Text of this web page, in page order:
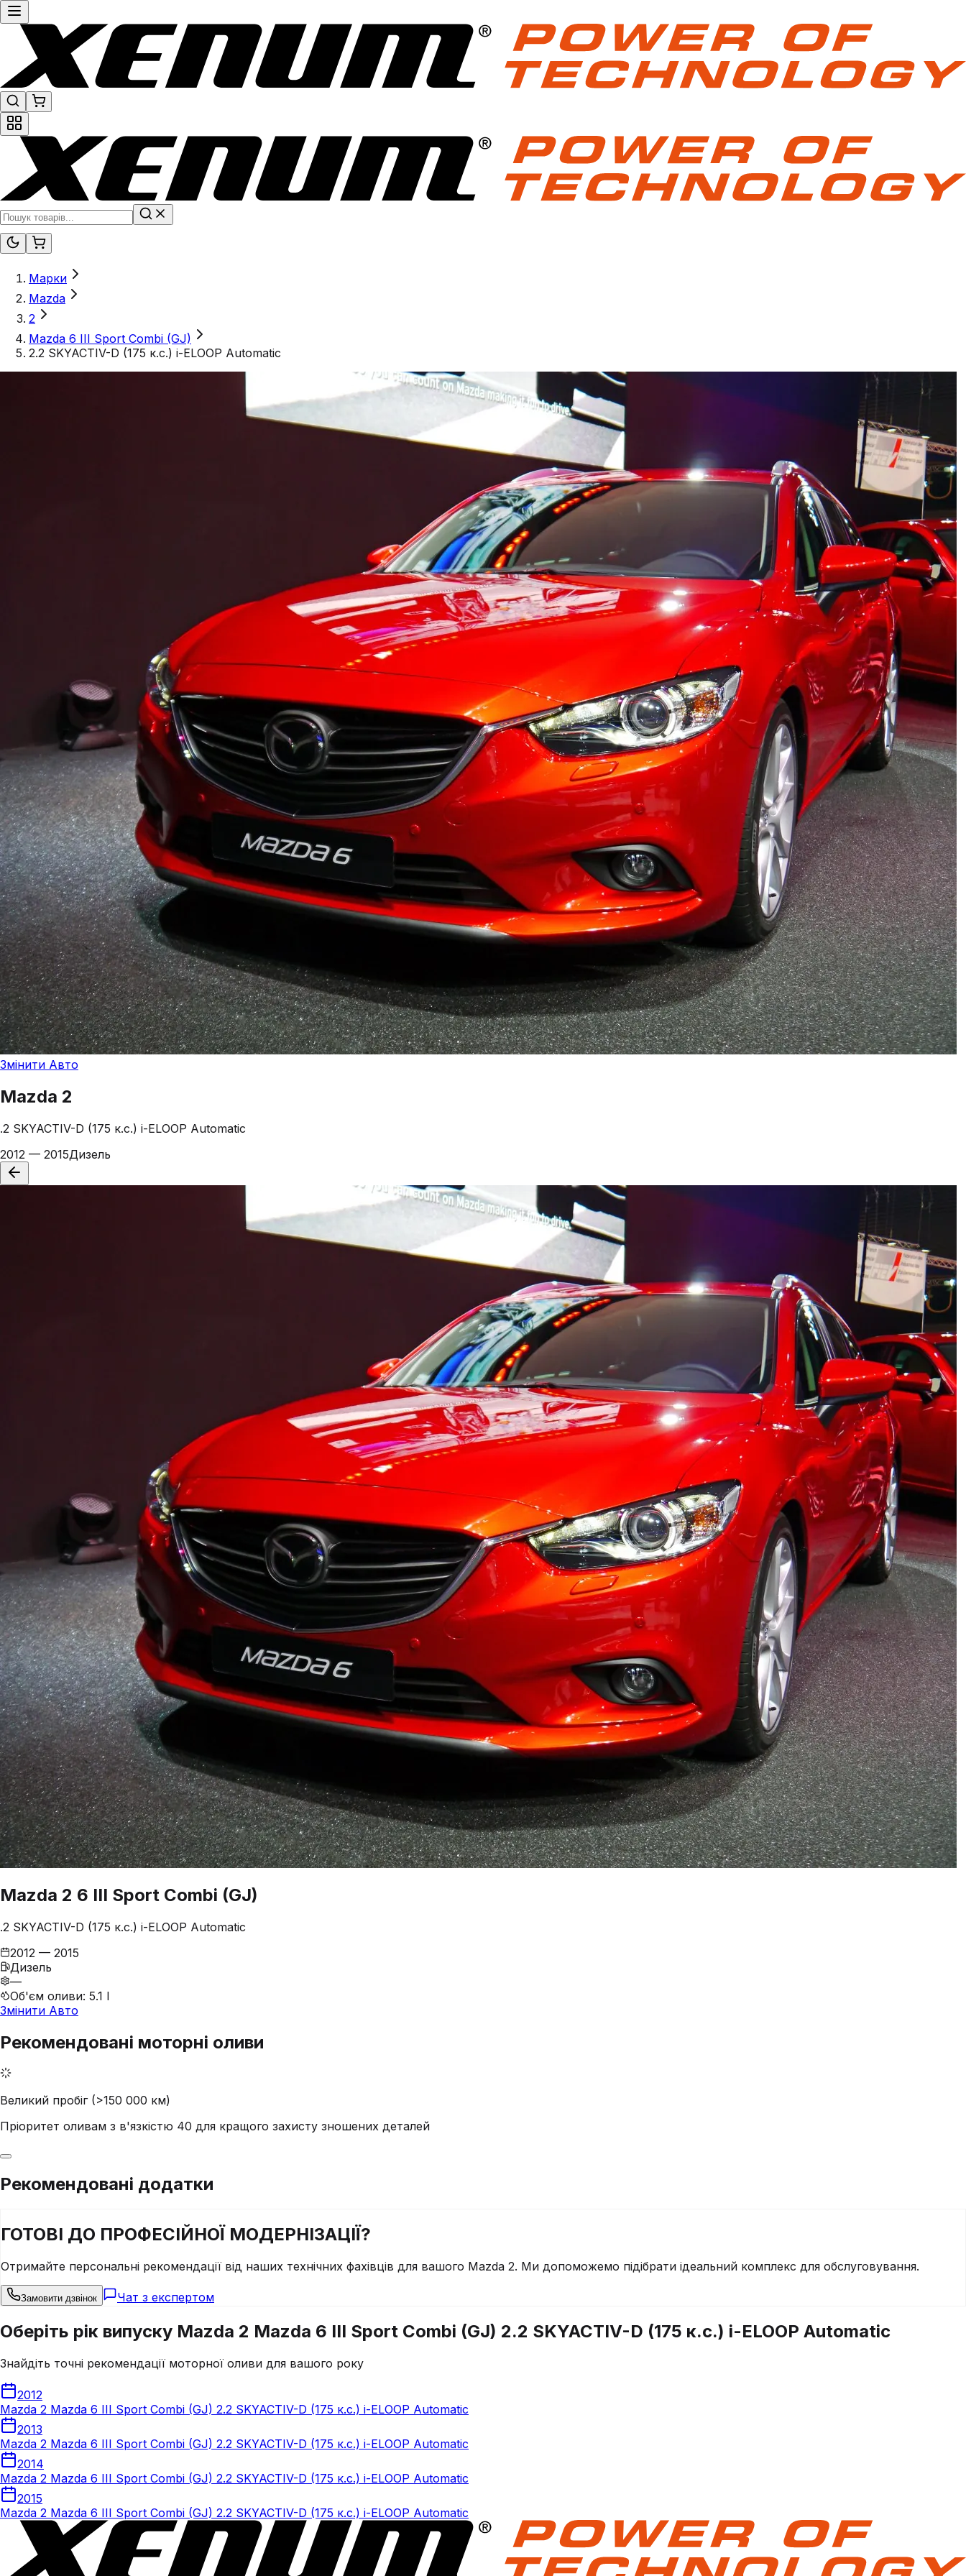
Марки
Mazda
2
Mazda 6 III Sport Combi (GJ)
2.2 SKYACTIV-D (175 к.с.) i-ELOOP Automatic
Змінити Авто
Mazda 2
.2 SKYACTIV-D (175 к.с.) i-ELOOP Automatic
2012 — 2015Дизель
Mazda 2 6 III Sport Combi (GJ)
.2 SKYACTIV-D (175 к.с.) i-ELOOP Automatic
2012 — 2015
Дизель
—
Об'єм оливи: 5.1 l
Змінити Авто
Рекомендовані моторні оливи
Великий пробіг (>150 000 км)
Пріоритет оливам з в'язкістю 40 для кращого захисту зношених деталей
Рекомендовані додатки
ГОТОВІ ДО ПРОФЕСІЙНОЇ МОДЕРНІЗАЦІЇ?
Отримайте персональні рекомендації від наших технічних фахівців для вашого Mazda 2. Ми допоможемо підібрати ідеальний комплекс для обслуговування.
Замовити дзвінок Чат з експертом
Оберіть рік випуску Mazda 2 Mazda 6 III Sport Combi (GJ) 2.2 SKYACTIV-D (175 к.с.) i-ELOOP Automatic
Знайдіть точні рекомендації моторної оливи для вашого року
2012
Mazda 2 Mazda 6 III Sport Combi (GJ) 2.2 SKYACTIV-D (175 к.с.) i-ELOOP Automatic
2013
Mazda 2 Mazda 6 III Sport Combi (GJ) 2.2 SKYACTIV-D (175 к.с.) i-ELOOP Automatic
2014
Mazda 2 Mazda 6 III Sport Combi (GJ) 2.2 SKYACTIV-D (175 к.с.) i-ELOOP Automatic
2015
Mazda 2 Mazda 6 III Sport Combi (GJ) 2.2 SKYACTIV-D (175 к.с.) i-ELOOP Automatic